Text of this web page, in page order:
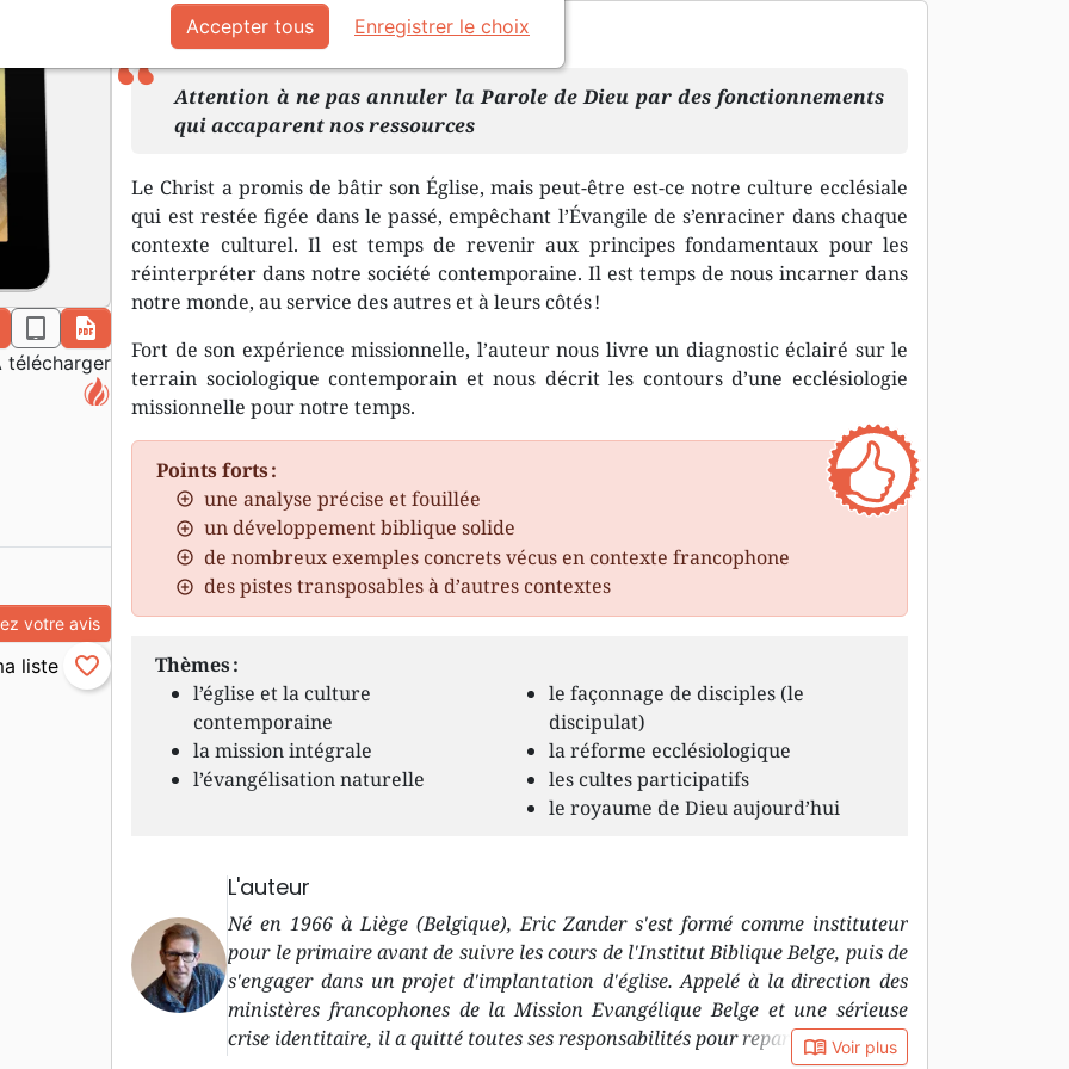
eBook en format ePub ou Kindle (.mobi).
Attention à ne pas annuler la Parole de Dieu par des fonctionnements
qui accaparent nos ressources
Le Christ a promis de bâtir son Église, mais peut-être est-ce notre culture ecclésiale
qui est restée figée dans le passé, empêchant l’Évangile de s’enraciner dans chaque
contexte culturel. Il est temps de revenir aux principes fondamentaux pour les
réinterpréter dans notre société contemporaine. Il est temps de nous incarner dans
notre monde, au service des autres et à leurs côtés !
Fort de son expérience missionnelle, l’auteur nous livre un diagnostic éclairé sur le
terrain sociologique contemporain et nous décrit les contours d’une ecclésiologie
missionnelle pour notre temps.
Points forts :
une analyse précise et fouillée
un développement biblique solide
de nombreux exemples concrets vécus en contexte francophone
des pistes transposables à d’autres contextes
Thèmes :
l’église et la culture
contemporaine
la mission intégrale
l’évangélisation naturelle
le façonnage de disciples (le
discipulat)
la réforme ecclésiologique
les cultes participatifs
le royaume de Dieu aujourd’hui
L'auteur
Né en 1966 à Liège (Belgique), Eric Zander s'est formé comme instituteur
pour le primaire avant de suivre les cours de l'Institut Biblique Belge, puis de
s'engager dans un projet d'implantation d'église. Appelé à la direction des
ministères francophones de la Mission Evangélique Belge et une sérieuse
crise identitaire, il a quitté toutes ses responsabilités pour repartir à zéro à la
book_open Voir plus
epub
pdf
télécharger
votre avis
favorite_border
Accepter tous Enregistrer le choix